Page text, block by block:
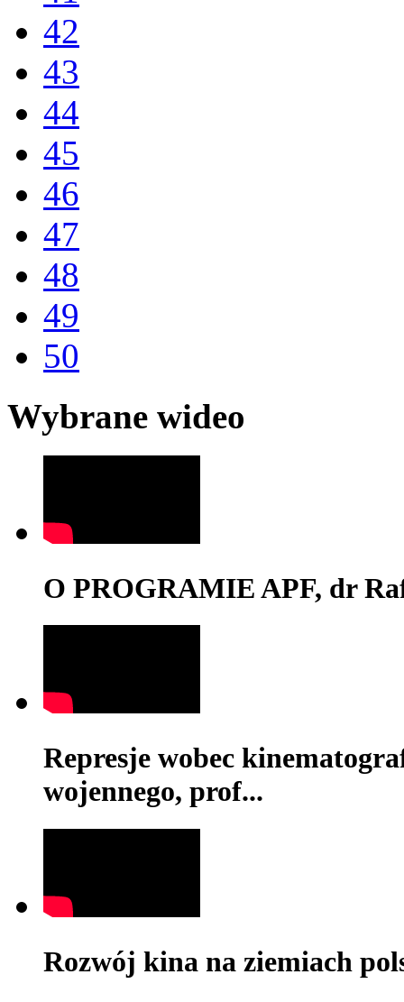
42
43
44
45
46
47
48
49
50
Wybrane wideo
O PROGRAMIE APF, dr
Represje wobec
wojennego, prof...
Rozwój kina na ziemiach